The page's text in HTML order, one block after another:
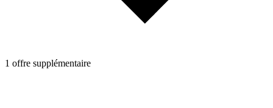
1 offre supplémentaire